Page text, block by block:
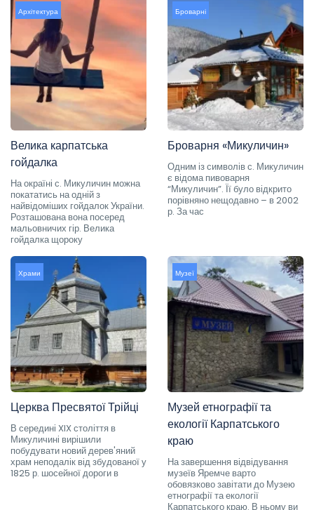
Архітектура
Велика карпатська
гойдалка
На окраїні с. Микуличин можна
покататись на одній з
найвідоміших гойдалок України.
Розташована вона посеред
мальовничих гір. Велика
гойдалка щороку
Броварні
Броварня «Микуличин»
Одним із символів с. Микуличин
є відома пивоварня
“Микуличин”. Її було відкрито
порівняно нещодавно – в 2002
р. За час
Храми
Церква Пресвятої Трійці
В середині XIX століття в
Микуличині вирішили
побудувати новий дерев'яний
храм неподалік від збудованої у
1825 р. шосейної дороги в
Музеї
Музей етнографії та
екології Карпатського
краю
На завершення відвідування
музеїв Яремче варто
обовязково завітати до Музею
етнографії та екології
Карпатського краю. В ньому ви